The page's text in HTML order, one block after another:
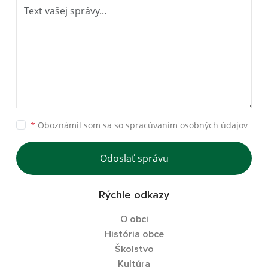
* Oboznámil som sa so spracúvaním osobných údajov
Odoslať správu
Rýchle odkazy
O obci
História obce
Školstvo
Kultúra